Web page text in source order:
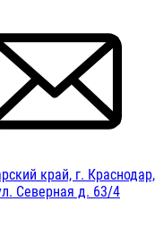
край, г.
Северная д. 63/4